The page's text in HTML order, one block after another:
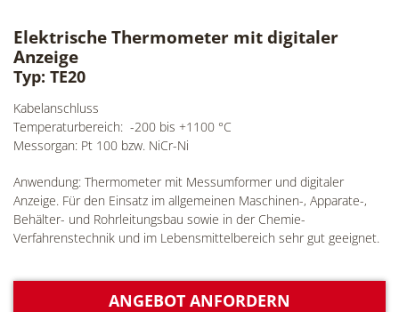
Elektrische Thermometer mit digitaler
Anzeige
Typ: TE20
Kabelanschluss
Temperaturbereich: -200 bis +1100 °C
Messorgan: Pt 100 bzw. NiCr-Ni
Anwendung: Thermometer mit Messumformer und digitaler
Anzeige. Für den Einsatz im allgemeinen Maschinen-, Apparate-,
Behälter- und Rohrleitungsbau sowie in der Chemie-
Verfahrenstechnik und im Lebensmittelbereich sehr gut geeignet.
ANGEBOT ANFORDERN